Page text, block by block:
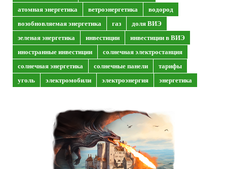
атомная энергетика
ветроэнергетика
водород
возобновляемая энергетика
газ
доля ВИЭ
зеленая энергетика
инвестиции
инвестиции в ВИЭ
иностранные инвестиции
солнечная электростанция
солнечная энергетика
солнечные панели
тарифы
уголь
электромобили электроэнергия энергетика